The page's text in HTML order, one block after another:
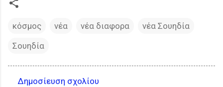
κόσμος νέα νέα διαφορα
νέα Σουηδία
Σουηδία
Δημοσίευση σχολίου